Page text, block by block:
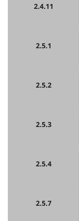
2.4.11
2.5.1
2.5.2
2.5.3
2.5.4
2.5.7